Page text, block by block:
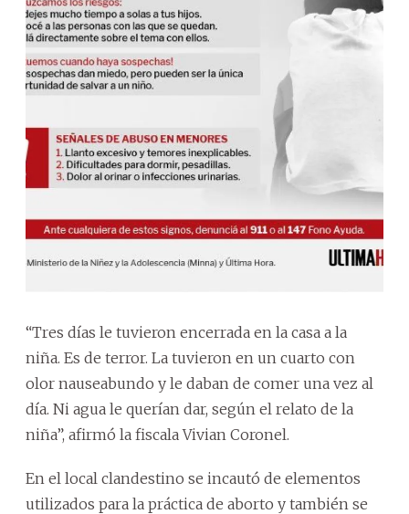
“Tres días le tuvieron encerrada en la casa a la
niña. Es de terror. La tuvieron en un cuarto con
olor nauseabundo y le daban de comer una vez al
día. Ni agua le querían dar, según el relato de la
niña”, afirmó la fiscala Vivian Coronel.
En el local clandestino se incautó de elementos
utilizados para la práctica de aborto y también se